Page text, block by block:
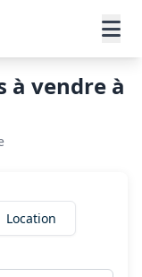
à vendre à
Location